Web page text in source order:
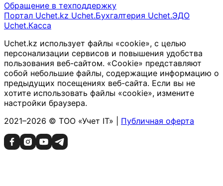
Обращение в техподдержку
Портал Uchet.kz Uchet.Бухгалтерия Uchet.ЭДО
Uchet.Касса
Uchet.kz использует файлы «cookie», с целью
персонализации сервисов и повышения удобства
пользования веб-сайтом. «Cookie» представляют
собой небольшие файлы, содержащие информацию о
предыдущих посещениях веб-сайта. Если вы не
хотите использовать файлы «cookie», измените
настройки браузера.
2021–2026 © ТОО «Учет IT» | Публичная оферта